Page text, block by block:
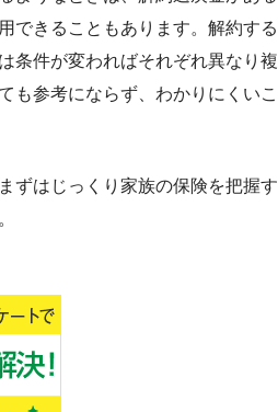
できることもあります。解約する
条件が変わればそれぞれ異なり複
も参考にならず、わかりにくいこ
ずはじっくり家族の保険を把握す